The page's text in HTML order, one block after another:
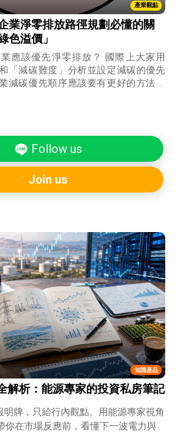
產業觀點
業淨零排放路徑規劃必懂的關
色溢價」
應該優先淨零排放？ 國際上大家用
「減碳難度」分析並設定減碳的優先
減碳優先順序應該要有更好的方法，
premium)。綠色溢價是什麼？一
。
Follow us
Join us
知識產品
解析：能源專家的投資私房筆記
明牌，只給行內觀點。用能源專家視角
你在市場反應前，看懂下一波電力與